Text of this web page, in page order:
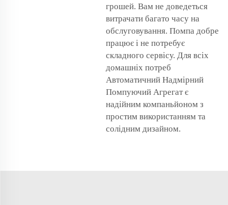
грошей. Вам не доведеться
витрачати багато часу на
обслуговування. Помпа добре
працює і не потребує
складного сервісу. Для всіх
домашніх потреб
Автоматичний Надмірний
Помпуючий Агрегат є
надійним компаньйоном з
простим використанням та
солідним дизайном.